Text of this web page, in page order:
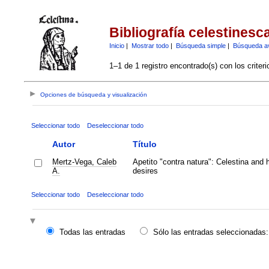
Bibliografía
Inicio| Mostrar todo| Búsqueda simple| Búsqueda
1–1 de 1 registro encontrado(s) con los
Opciones de búsqueda y visualización
Seleccionar todo Deseleccionar todo
Autor Título
Mertz-Vega, Caleb
A.
Apetito "contra natura": Celestina and
desires
Seleccionar todo Deseleccionar todo
Todas las entradas
Sólo las entradas seleccionadas: